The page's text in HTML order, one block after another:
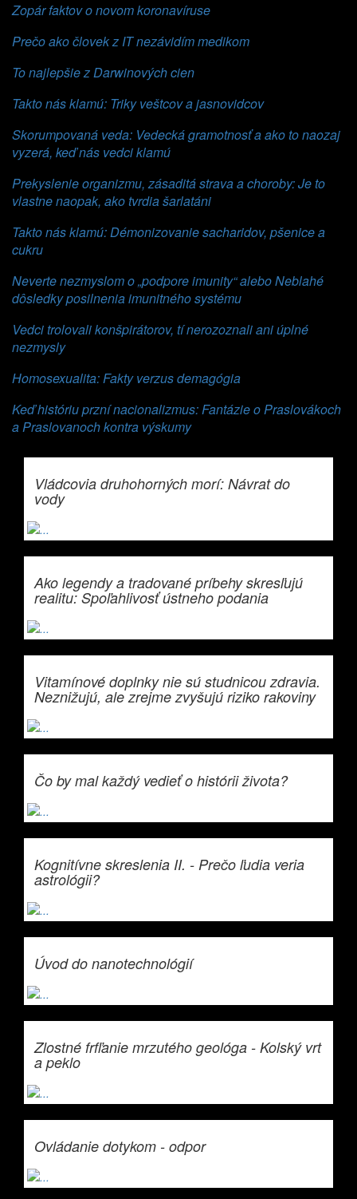
Zopár faktov o novom koronavíruse
Prečo ako človek z IT nezávidím medikom
To najlepšie z Darwinových cien
Takto nás klamú: Triky veštcov a jasnovidcov
Skorumpovaná veda: Vedecká gramotnosť a ako to naozaj
vyzerá, keď nás vedci klamú
Prekyslenie organizmu, zásaditá strava a choroby: Je to
vlastne naopak, ako tvrdia šarlatáni
Takto nás klamú: Démonizovanie sacharidov, pšenice a
cukru
Neverte nezmyslom o „podpore imunity“ alebo Neblahé
dôsledky posilnenia imunitného systému
Vedci trolovali konšpirátorov, tí nerozoznali ani úplné
nezmysly
Homosexualita: Fakty verzus demagógia
Keď históriu przní nacionalizmus: Fantázie o Praslovákoch
a Praslovanoch kontra výskumy
Vládcovia druhohorných morí: Návrat do
vody
Ako legendy a tradované príbehy skresľujú
realitu: Spoľahlivosť ústneho podania
Vitamínové doplnky nie sú studnicou zdravia.
Neznižujú, ale zrejme zvyšujú riziko rakoviny
Čo by mal každý vedieť o histórii života?
Kognitívne skreslenia II. - Prečo ľudia veria
astrológii?
Úvod do nanotechnológií
Zlostné frfľanie mrzutého geológa - Kolský vrt
a peklo
Ovládanie dotykom - odpor